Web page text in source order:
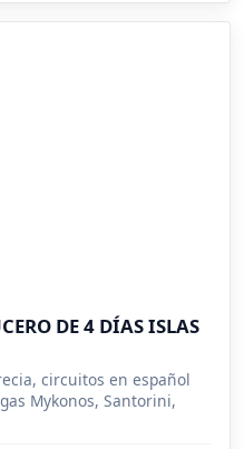
DE 4 DÍAS ISLAS
circuitos en español
Mykonos, Santorini,